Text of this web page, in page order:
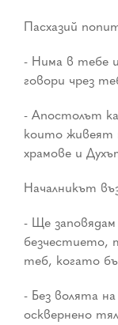
Пасхазий
- Нима в тебе
говори чрез
- Апостолът
които живеят
храмове и
Началникът
- Ще
безчестието,
теб, когато
- Без волята
осквернено